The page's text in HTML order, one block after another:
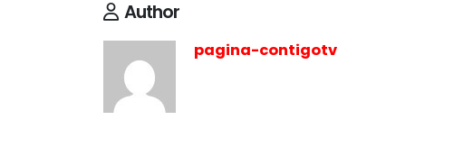
Author
pagina-contigotv